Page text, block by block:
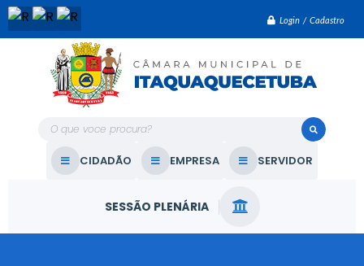
Login / Cadastro
O que voce procura?
CIDADÃO EMPRESA SERVIDOR
SESSÃO PLENÁRIA